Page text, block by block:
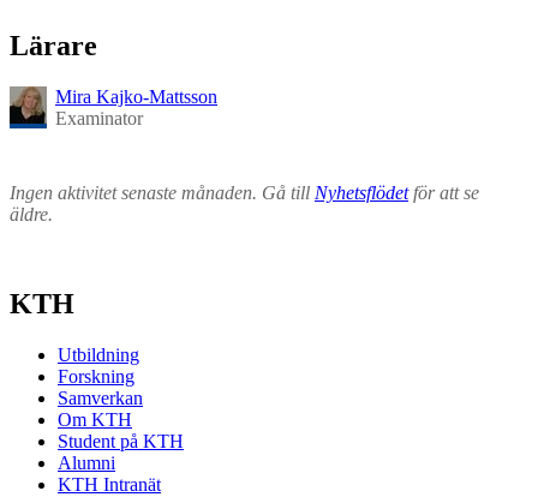
Lärare
Mira Kajko-Mattsson
Examinator
Ingen aktivitet senaste månaden. Gå till Nyhetsflödetför att se
äldre.
KTH
Utbildning
Forskning
Samverkan
Om KTH
Student på KTH
Alumni
KTH Intranät